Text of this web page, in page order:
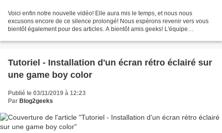
Voici enfin notre nouvelle vidéo! Elle aura mis le temps, et nous nous
excusons encore de ce silence prolongé! Nous espérons revenir vers vous
bientôt également pour des articles. A bientôt amis geeks! L'équipe
Tutoriel - Installation d'un écran rétro éclairé sur
une game boy color
Publié le 03/11/2019 à 12:23
Par Blog2geeks